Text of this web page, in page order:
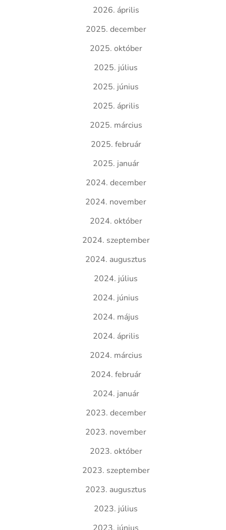
2026. április
2025. december
2025. október
2025. július
2025. június
2025. április
2025. március
2025. február
2025. január
2024. december
2024. november
2024. október
2024. szeptember
2024. augusztus
2024. július
2024. június
2024. május
2024. április
2024. március
2024. február
2024. január
2023. december
2023. november
2023. október
2023. szeptember
2023. augusztus
2023. július